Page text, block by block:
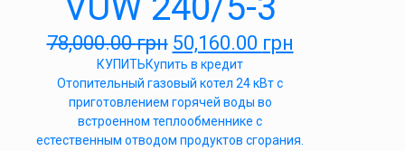
78,000.00грн 50,160.00 грн
КУПИТЬКупить в кредит
Отопительный газовый котел 24 кВт с
приготовлением горячей воды во
встроенном теплообменнике с
естественным отводом продуктов сгорания.